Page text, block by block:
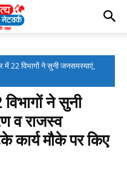
में 22 विभागों ने सुनी जनसमस्याएं,
ने सुनी
व राजस्व
कार्य मौके पर किए